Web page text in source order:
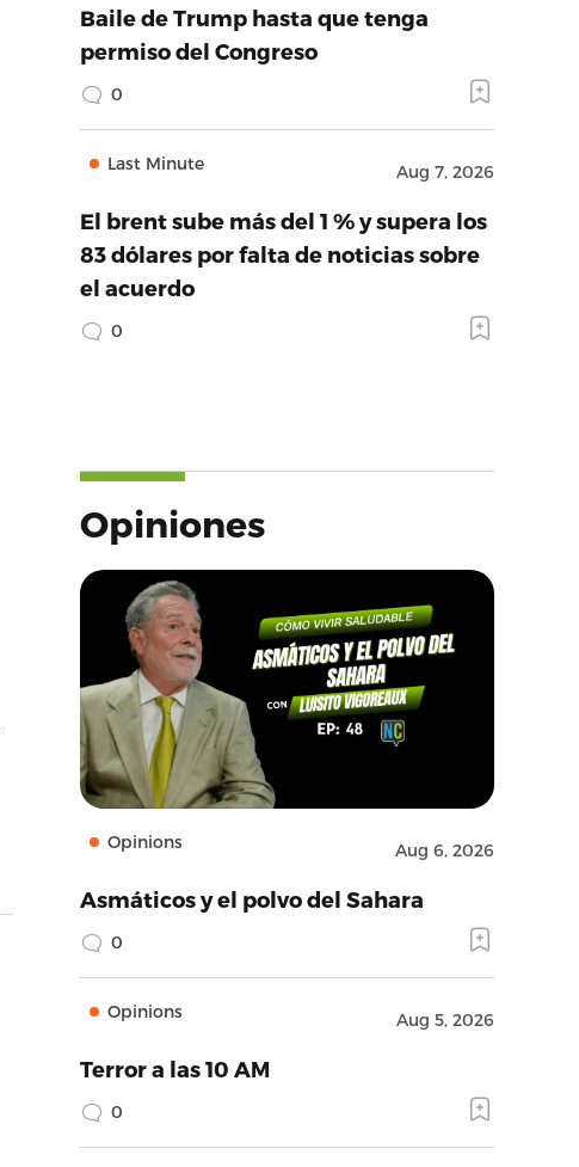
Baile de Trump hasta que tenga
permiso del Congreso
0
Last Minute Aug 7, 2026
El brent sube más del 1 % y supera los
83 dólares por falta de noticias sobre
el acuerdo
0
Opiniones
Opinions Aug 6, 2026
Asmáticos y el polvo del Sahara
0
Opinions Aug 5, 2026
Terror a las 10 AM
0